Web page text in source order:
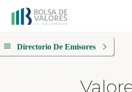
Directorio De Emisores